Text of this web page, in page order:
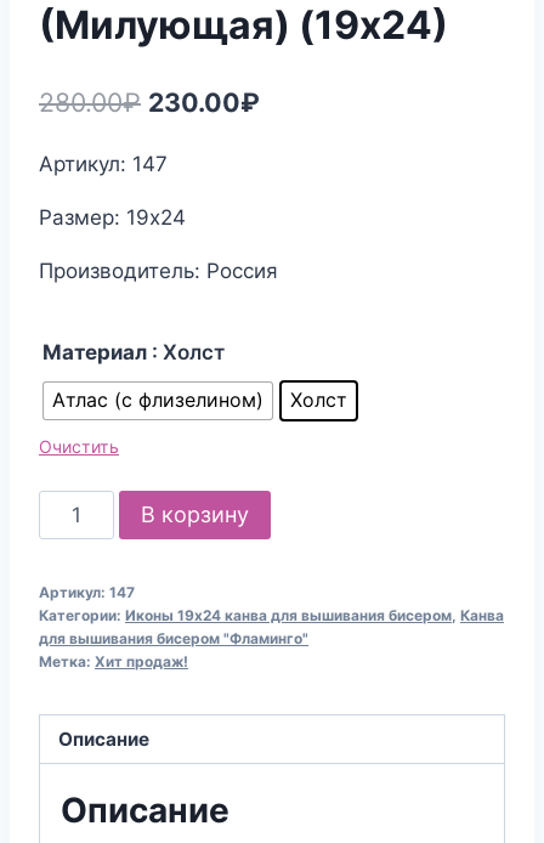
(Милующая) (19х24)
280.00₽ Первоначальная
280.00₽.
230.00₽
Артикул: 147
Размер: 19х24
Производитель: Россия
Материал : Холст
Атлас (с флизелином)
Холст
Очистить
Количество
товара
для
вышивания
бисером
Икона
БМ
"Достойно
В корзину
Артикул: 147
Категории: Иконы 19х24 канва для вышивания бисером Канва
для вышивания бисером "Фламинго"
Метка: Хит продаж!
Описание
Описание